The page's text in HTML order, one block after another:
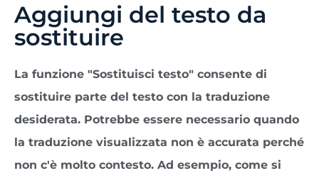
Aggiungi del testo da
sostituire
La funzione "Sostituisci testo" consente di
sostituire parte del testo con la traduzione
desiderata. Potrebbe essere necessario quando
la traduzione visualizzata non è accurata perché
non c'è molto contesto. Ad esempio, come si